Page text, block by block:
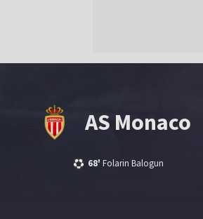
AS Monaco
68' Folarin Balogun